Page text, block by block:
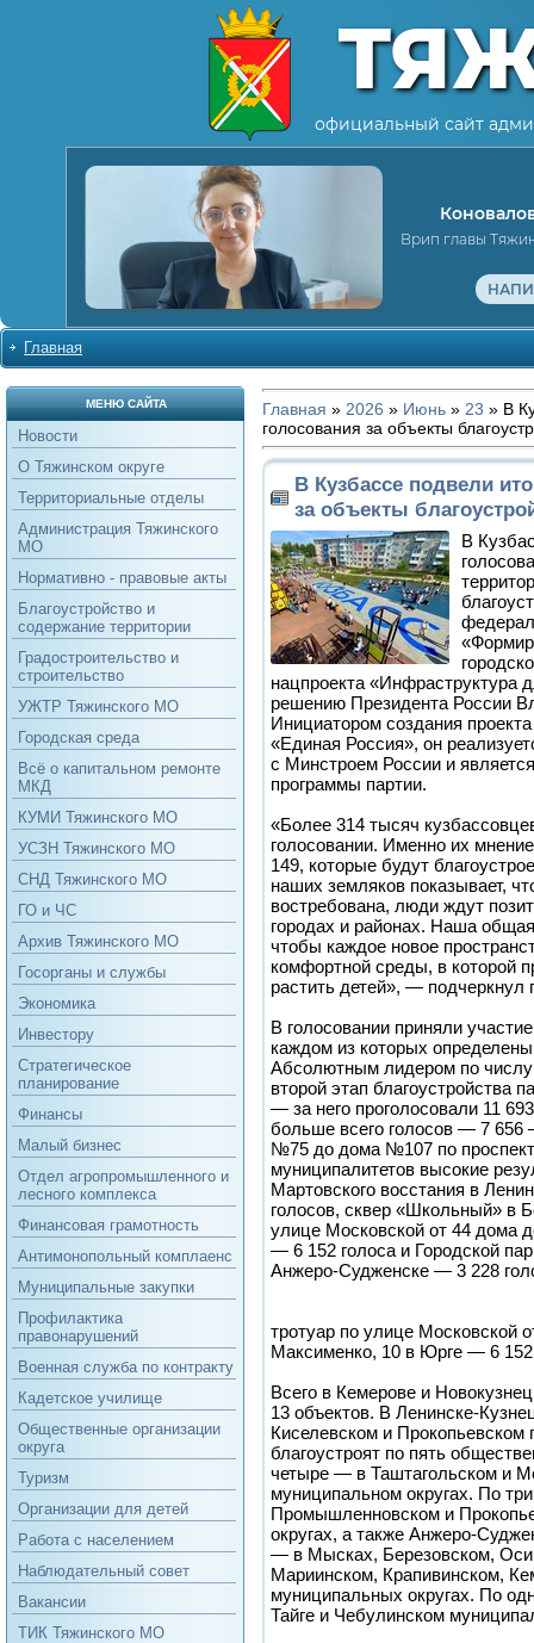
официальный сайт
Врип главы
Главная
МЕНЮ САЙТА
Новости
О Тяжинском округе
Территориальные отделы
Администрация Тяжинского
МО
Нормативно - правовые акты
Благоустройство и
содержание территории
Градостроительство и
строительство
УЖТР Тяжинского МО
Городская среда
Всё о капитальном ремонте
МКД
КУМИ Тяжинского МО
УСЗН Тяжинского МО
СНД Тяжинского МО
ГО и ЧС
Архив Тяжинского МО
Госорганы и службы
Экономика
Инвестору
Стратегическое
планирование
Финансы
Малый бизнес
Отдел агропромышленного и
лесного комплекса
Финансовая грамотность
Антимонопольный комплаенс
Муниципальные закупки
Профилактика
правонарушений
Военная служба по контракту
Кадетское училище
Общественные организации
округа
Туризм
Организации для детей
Работа с населением
Наблюдательный совет
Вакансии
ТИК Тяжинского МО
Главная » 2026 » Июнь » 23 » В
голосования за объекты
В Кузбассе подвели
за объекты
В
нацпроекта «Инфраструктура
решению Президента России
Инициатором создания
«Единая Россия», он
с Минстроем России и
программы партии.
«Более 314 тысяч
голосовании. Именно их
149, которые будут
наших земляков показывает,
востребована, люди ждут
городах и районах. Наша
чтобы каждое новое
комфортной среды, в которой
растить детей», —
В голосовании приняли
каждом из которых
Абсолютным лидером по числу
второй этап благоустройства
— за него проголосовали 11
больше всего голосов — 7
№75 до дома №107 по
муниципалитетов высокие
Мартовского восстания в
голосов, сквер «Школьный» в
улице Московской от 44 дома
— 6 152 голоса и Городской
Анжеро-Судженске — 3 228
тротуар по улице Московской
Максименко, 10 в Юрге — 6 152
Всего в Кемерове и
13 объектов. В Ленинске-
Киселевском и Прокопьевском
благоустроят по пять
четыре — в Таштагольском и
муниципальном округах. По
Промышленновском и
округах, а также Анжеро-
— в Мысках, Березовском,
Мариинском, Крапивинском,
муниципальных округах. По
Тайге и Чебулинском